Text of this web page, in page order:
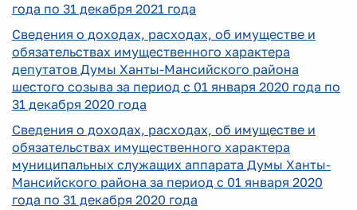
года по 31 декабря 2021 года
Сведения о доходах, расходах, об имуществе и
обязательствах имущественного характера
депутатов Думы Ханты-Мансийского района
шестого созыва за период с 01 января 2020 года по
31 декабря 2020 года
Сведения о доходах, расходах, об имуществе и
обязательствах имущественного характера
муниципальных служащих аппарата Думы Ханты-
Мансийского района за период с 01 января 2020
года по 31 декабря 2020 года